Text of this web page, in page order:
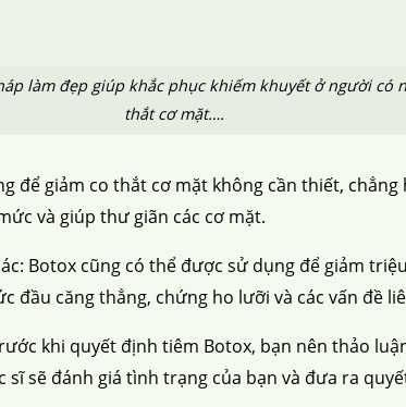
làm đẹp giúp khắc phục khiếm khuyết ở người có
thắt cơ mặt….
để giảm co thắt cơ mặt không cần thiết,
và giúp thư giãn các cơ mặt.
Botox cũng có thể được sử dụng để giảm
căng thẳng, chứng ho lưỡi và các vấn đề
khi quyết định tiêm Botox, bạn nên thảo
sẽ đánh giá tình trạng của bạn và đưa ra